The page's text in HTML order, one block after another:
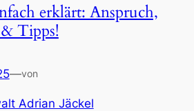
erklärt: Anspruch,
Tipps!
—von
Adrian Jäckel